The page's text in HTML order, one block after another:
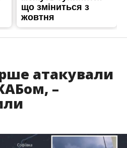
атакували
–